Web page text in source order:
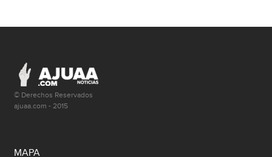
© Derechos Reservados
ajuaa.com - 2015
MAPA